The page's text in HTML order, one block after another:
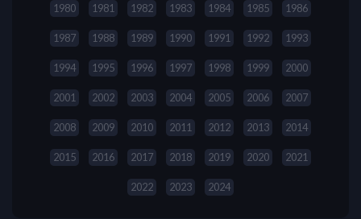
1980 1981 1982 1983 1984 1985 1986
1987 1988 1989 1990 1991 1992 1993
1994 1995 1996 1997 1998 1999 2000
2001 2002 2003 2004 2005 2006 2007
2008 2009 2010 2011 2012 2013 2014
2015 2016 2017 2018 2019 2020 2021
2022 2023 2024